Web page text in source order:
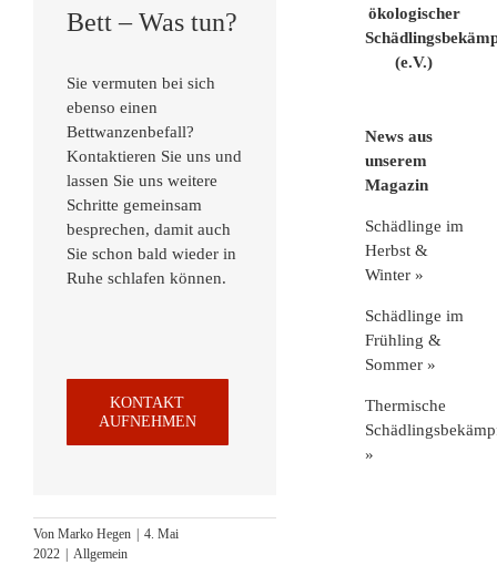
Bett – Was tun?
Sie vermuten bei sich
ebenso einen
Bettwanzenbefall?
Kontaktieren Sie uns und
lassen Sie uns weitere
Schritte gemeinsam
besprechen, damit auch
Sie schon bald wieder in
Ruhe schlafen können.
KONTAKT
AUFNEHMEN
Von Marko Hegen
4. Mai
2022
Allgemein
ökologischer
(e.V.)
News aus
unserem
Magazin
Schädlinge im
Herbst &
Winter »
Schädlinge im
Frühling &
Sommer »
Thermische
»